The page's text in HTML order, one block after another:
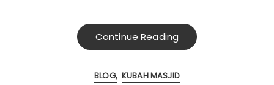
Continue Reading
BLOG KUBAH MASJID